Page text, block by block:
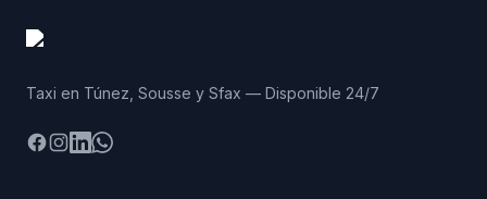
Taxi en Túnez, Sousse y Sfax — Disponible 24/7
Facebook
Instagram
LinkedIn
WhatsApp